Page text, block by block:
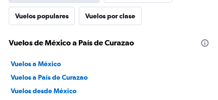
Vuelos populares Vuelos por clase
Vuelos de México a País de Curazao
Vuelos a México
Vuelos a País de Curazao
Vuelos desde México